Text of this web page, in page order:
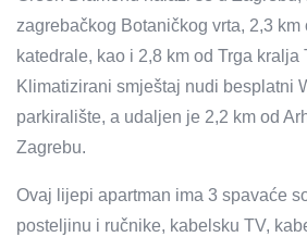
zagrebačkog Botaničkog vrta, 2,3 km
katedrale, kao i 2,8 km od Trga kralja
Klimatizirani smještaj nudi besplatni
parkiralište, a udaljen je 2,2 km od
Zagrebu.
Ovaj lijepi apartman ima 3 spavaće
posteljinu i ručnike, kabelsku TV,